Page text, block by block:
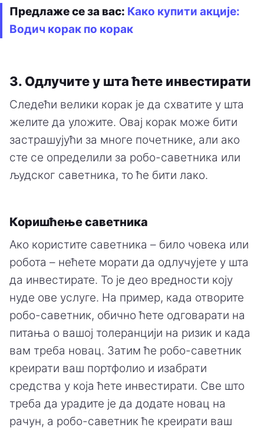
Предлаже се за вас: Како купити акције:
Водич корак по корак
3. Одлучите у шта ћете инвестирати
Следећи велики корак је да схватите у шта
желите да уложите. Овај корак може бити
застрашујући за многе почетнике, али ако
сте се определили за робо-саветника или
људског саветника, то ће бити лако.
Коришћење саветника
Ако користите саветника – било човека или
робота – нећете морати да одлучујете у шта
да инвестирате. То је део вредности коју
нуде ове услуге. На пример, када отворите
робо-саветник, обично ћете одговарати на
питања о вашој толеранцији на ризик и када
вам треба новац. Затим ће робо-саветник
креирати ваш портфолио и изабрати
средства у која ћете инвестирати. Све што
треба да урадите је да додате новац на
рачун, а робо-саветник ће креирати ваш